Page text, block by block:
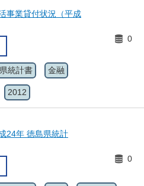
事業貸付状況（平成
0
統計書 金融
2012
24年 徳島県統計
0